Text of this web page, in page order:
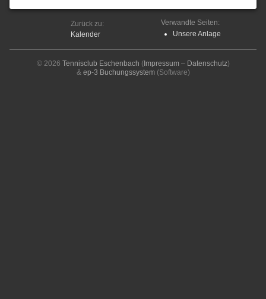
Zurück zu:
Kalender
Verwandte Seiten:
Unsere Anlage
© 2026 Tennisclub Eschenbach (Impressum – Datenschutz)
& ep-3 Buchungssystem (Software)